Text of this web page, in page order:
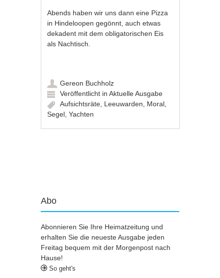
Abends haben wir uns dann eine Pizza
in Hindeloopen gegönnt, auch etwas
dekadent mit dem obligatorischen Eis
als Nachtisch.
Gereon Buchholz
Veröffentlicht inAktuelle Ausgabe
Aufsichtsräte Leeuwarden Moral
Segel ,Yachten
Abo
Abonnieren Sie Ihre Heimatzeitung und
erhalten Sie die neueste Ausgabe jeden
Freitag bequem mit der Morgenpost nach
Hause!
So geht's